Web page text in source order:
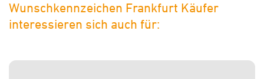
Wunschkennzeichen Frankfurt Käufer
interessieren sich auch für: